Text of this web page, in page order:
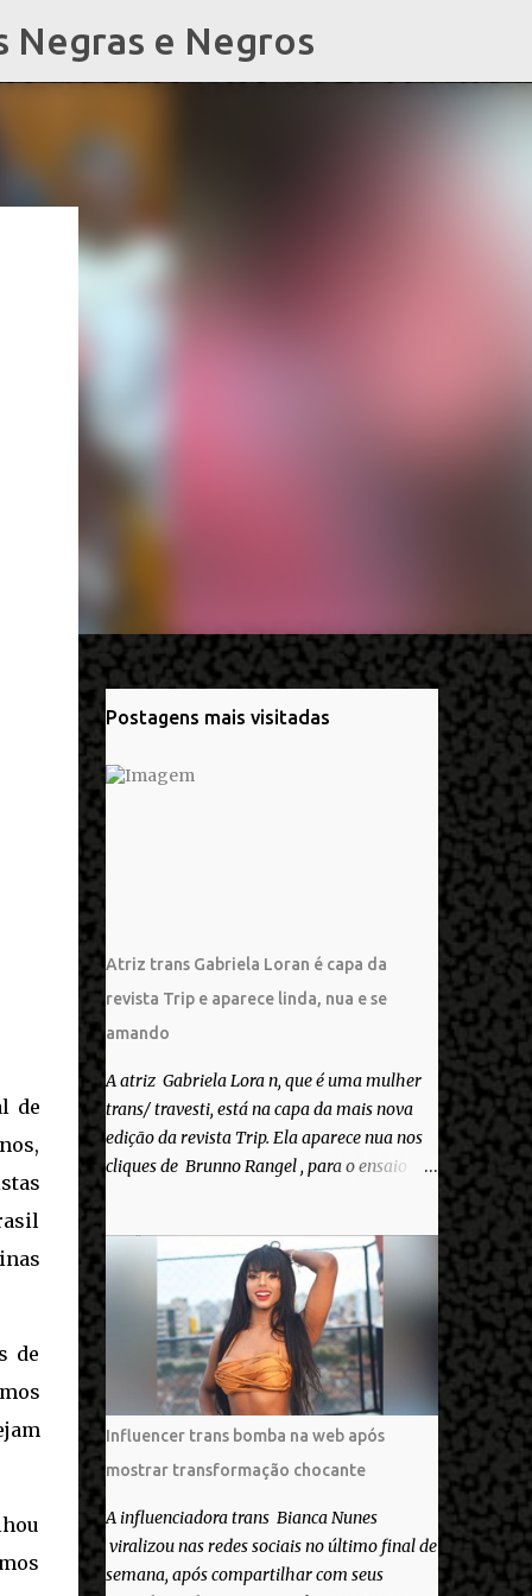
Negras e Negros
de
de
Postagens mais visitadas
Atriz trans Gabriela Loran é capa da
revista Trip e aparece linda, nua e se
amando
A atriz Gabriela Lora n, que é uma mulher
trans/ travesti, está na capa da mais nova
edição da revista Trip. Ela aparece nua nos
cliques de Brunno Rangel , para o ensaio
saiuuu!!! Muita felicidade e gratidão a toda
movimentação para que isso se tornasse
real. Agradeço aos lindos Bruno e Marcelo
por me convidarem para esse projeto
incrível, que fala acima de tudo sobre amor.
Todo carinho do mundo para a Dri da Trip
que foi a ponte disso tudo”, escreveu
Gabriela. Gabriela classificou a capa como
linda e a matéria que envolvem 180
histórias (e corpos nus) de gente que se
apaixonou pela própria pele – como
extraordinária. O Pele Projetc tem como
Influencer trans bomba na web após
mostrar transformação chocante
A influenciadora trans Bianca Nunes
viralizou nas redes sociais no último final de
semana, após compartilhar com seus